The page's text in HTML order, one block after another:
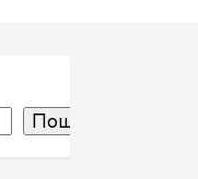
Пошук